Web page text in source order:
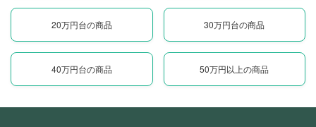
20万円台の商品 30万円台の商品
40万円台の商品 50万円以上の商品